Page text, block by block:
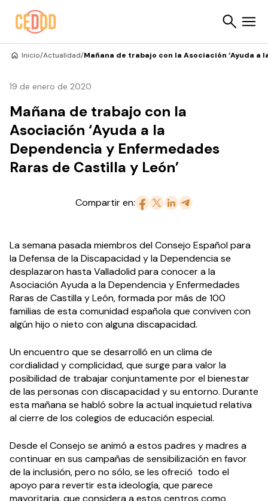
Inicio/Actualidad/Mañana de trabajo con la Asociación ‘Ayuda a
19 de enero de 2020
Mañana de trabajo con la
Asociación ‘Ayuda a la
Dependencia y Enfermedades
Raras de Castilla y León’
Compartir en:
La semana pasada miembros del Consejo Español para
la Defensa de la Discapacidad y la Dependencia se
desplazaron hasta Valladolid para conocer a la
Asociación Ayuda a la Dependencia y Enfermedades
Raras de Castilla y León, formada por más de 100
familias de esta comunidad española que conviven con
algún hijo o nieto con alguna discapacidad.
Un encuentro que se desarrolló en un clima de
cordialidad y complicidad, que surge para valor la
posibilidad de trabajar conjuntamente por el bienestar
de las personas con discapacidad y su entorno. Durante
esta mañana se habló sobre la actual inquietud relativa
al cierre de los colegios de educación especial.
Desde el Consejo se animó a estos padres y madres a
continuar en sus campañas de sensibilización en favor
de la inclusión, pero no sólo, se les ofreció todo el
apoyo para revertir esta ideología, que parece
mayoritaria, que considera a estos centros como